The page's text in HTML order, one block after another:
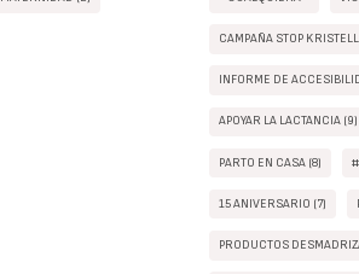
CAMPAÑA STOP
INFORME DE
APOYAR LA LACTANCIA (9)
PARTO EN CASA (8)
15 ANIVERSARIO (7)
PRODUCTOS